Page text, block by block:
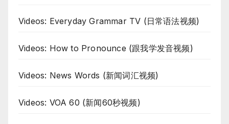
Videos: Everyday Grammar TV (日常语法视频)
Videos: How to Pronounce (跟我学发音视频)
Videos: News Words (新闻词汇视频)
Videos: VOA 60 (新闻60秒视频)